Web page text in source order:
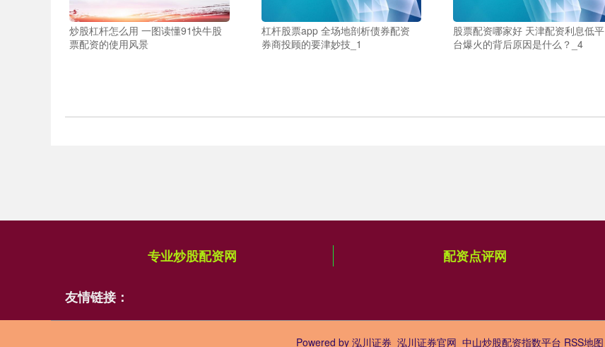
炒股杠杆怎么用 一图读懂91快牛股
票配资的使用风景
杠杆股票app 全场地剖析债券配资
券商投顾的要津妙技_1
股票配资哪家好 天津配资利息低平
台爆火的背后原因是什么？_4
专业炒股配资网 配资点评网
友情链接：
Powered by 泓川证券_泓川证券官网_中山炒股配资指数平台 RSS地图